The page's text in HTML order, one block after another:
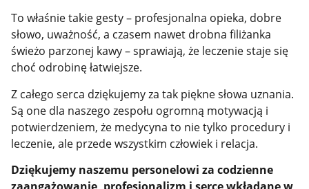
To właśnie takie gesty – profesjonalna opieka, dobre
słowo, uważność, a czasem nawet drobna filiżanka
świeżo parzonej kawy – sprawiają, że leczenie staje się
choć odrobinę łatwiejsze.
Z całego serca dziękujemy za tak piękne słowa uznania.
Są one dla naszego zespołu ogromną motywacją i
potwierdzeniem, że medycyna to nie tylko procedury i
leczenie, ale przede wszystkim człowiek i relacja.
Dziękujemy naszemu personelowi za codzienne